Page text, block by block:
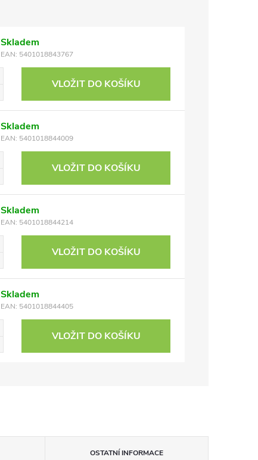
Skladem
EAN: 5401018843767
VLOŽIT DO KOŠÍKU
Skladem
EAN: 5401018844009
VLOŽIT DO KOŠÍKU
Skladem
EAN: 5401018844214
VLOŽIT DO KOŠÍKU
Skladem
EAN: 5401018844405
VLOŽIT DO KOŠÍKU
OSTATNÍ INFORMACE